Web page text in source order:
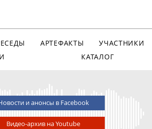
АРТЕФАКТЫ
УЧАСТНИКИ
КАТАЛОГ
и анонсы в Facebook
Видео-архив на Youtube